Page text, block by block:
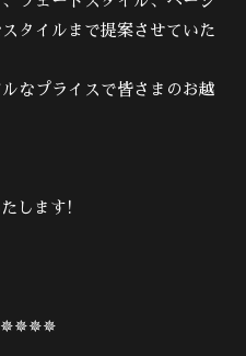
タイルまで提案させていた
なプライスで皆さまのお越
します!